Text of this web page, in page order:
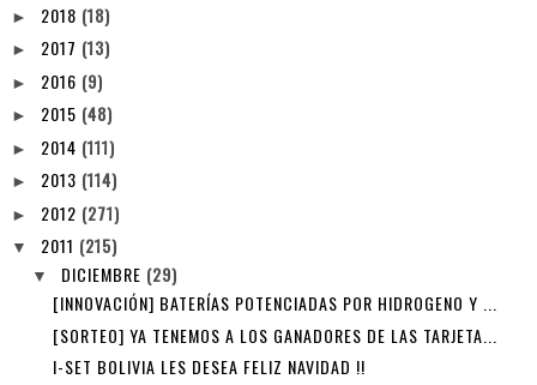
► 2018 (18)
► 2017 (13)
► 2016 (9)
► 2015 (48)
► 2014 (111)
► 2013 (114)
► 2012 (271)
▼ 2011 (215)
▼ DICIEMBRE (29)
[INNOVACIÓN] BATERÍAS POTENCIADAS POR HIDROGENO Y ...
[SORTEO] YA TENEMOS A LOS GANADORES DE LAS TARJETA...
I-SET BOLIVIA LES DESEA FELIZ NAVIDAD !!